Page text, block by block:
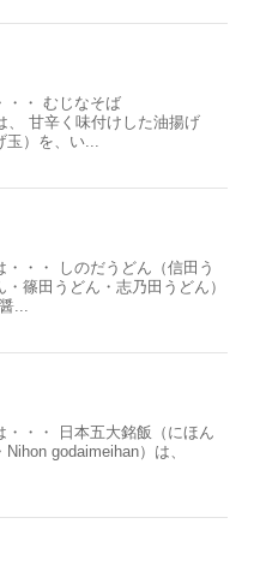
・・ むじなそば
、 甘辛く味付けした油揚げ
）を、い...
・・・ しのだうどん（信田う
・篠田うどん・志乃田うどん）
...
・・・ 日本五大銘飯（にほん
godaimeihan）は、